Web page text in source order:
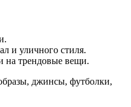
и уличного стиля.
на трендовые вещи.
джинсы, футболки,